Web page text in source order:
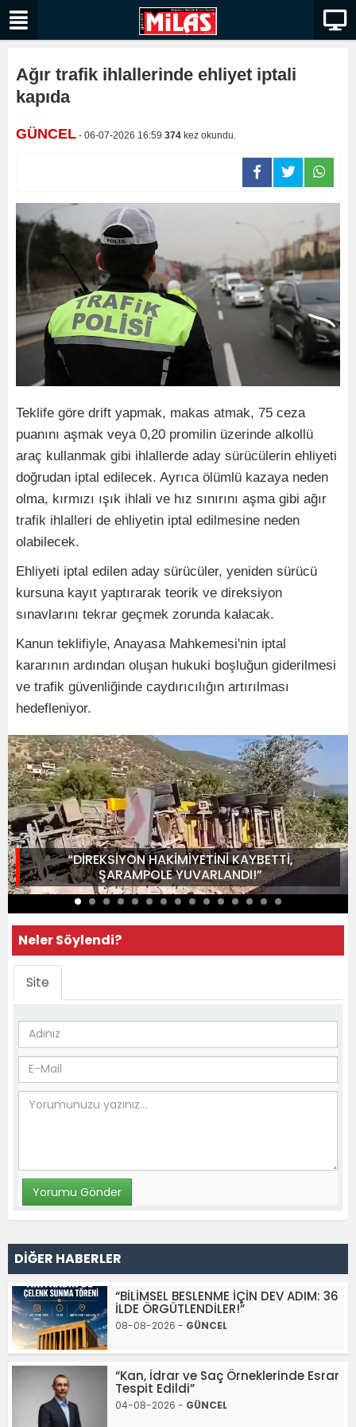
Ağır trafik ihlallerinde ehliyet iptali
kapıda
GÜNCEL - 06-07-2026 16:59 374 kez okundu.
Teklife göre drift yapmak, makas atmak, 75 ceza
puanını aşmak veya 0,20 promilin üzerinde alkollü
araç kullanmak gibi ihlallerde aday sürücülerin ehliyeti
doğrudan iptal edilecek. Ayrıca ölümlü kazaya neden
olma, kırmızı ışık ihlali ve hız sınırını aşma gibi ağır
trafik ihlalleri de ehliyetin iptal edilmesine neden
olabilecek.
Ehliyeti iptal edilen aday sürücüler, yeniden sürücü
kursuna kayıt yaptırarak teorik ve direksiyon
sınavlarını tekrar geçmek zorunda kalacak.
Kanun teklifiyle, Anayasa Mahkemesi'nin iptal
kararının ardından oluşan hukuki boşluğun giderilmesi
ve trafik güvenliğinde caydırıcılığın artırılması
hedefleniyor.
“DİREKSİYON HAKİMİYETİNİ KAYBETTİ,
ŞARAMPOLE YUVARLANDI!”
Neler Söylendi?
Site
DİĞER HABERLER
“BİLİMSEL BESLENME İÇİN DEV ADIM: 36
İLDE ÖRGÜTLENDİLER!”
08-08-2026 - GÜNCEL
“Kan, İdrar ve Saç Örneklerinde Esrar
Tespit Edildi”
04-08-2026 - GÜNCEL